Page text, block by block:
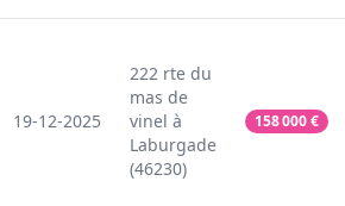
19-12-2025
222 rte du
mas de
vinel à
Laburgade
(46230)
158 000€